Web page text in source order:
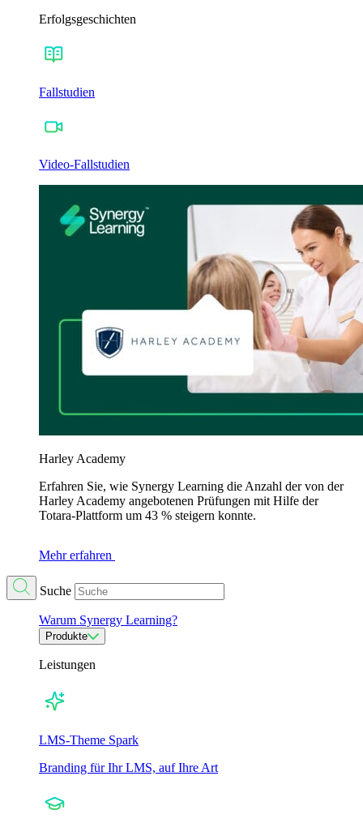
Erfolgsgeschichten
Fallstudien
Video-Fallstudien
Harley Academy
Erfahren Sie, wie Synergy Learning die Anzahl der von der
Harley Academy angebotenen Prüfungen mit Hilfe der
Totara-Plattform um 43 % steigern konnte.
Mehr erfahren
Suche
Warum Synergy Learning?
Produkte
Leistungen
LMS-Theme Spark
Branding für Ihr LMS, auf Ihre Art